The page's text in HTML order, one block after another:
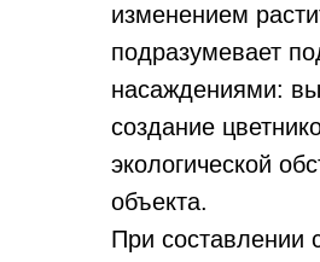
изменением
подразумевает
насаждениями:
создание
экологической
объекта.
При составлении